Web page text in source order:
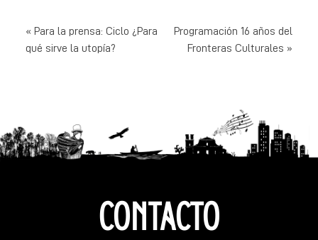
NAVEGACIÓN
ENTRADAS
Para la prensa: Ciclo ¿Para
qué sirve la utopía?
Programación 16 años del
Fronteras Culturales
CONTACTO